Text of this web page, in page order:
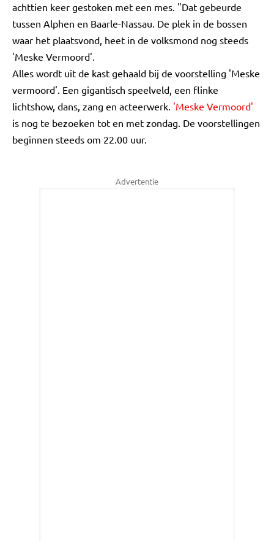
achttien keer gestoken met een mes. "Dat gebeurde
tussen Alphen en Baarle-Nassau. De plek in de bossen
waar het plaatsvond, heet in de volksmond nog steeds
'Meske Vermoord'.
Alles wordt uit de kast gehaald bij de voorstelling 'Meske
vermoord'. Een gigantisch speelveld, een flinke
lichtshow, dans, zang en acteerwerk. 'Meske Vermoord'
is nog te bezoeken tot en met zondag. De voorstellingen
beginnen steeds om 22.00 uur.
Advertentie